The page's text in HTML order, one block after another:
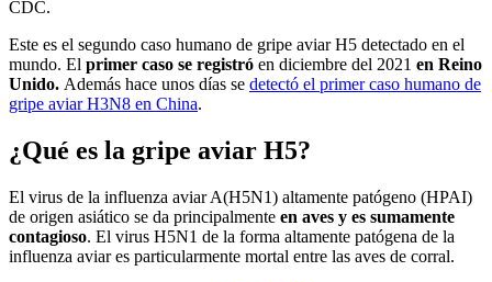
CDC.
Este es el segundo caso humano de gripe aviar H5 detectado en el
mundo. El primer caso se registró en diciembre del 2021 en Reino
Unido. Además hace unos días se detectó el primer caso humano de
gripe aviar H3N8 en China.
¿Qué es la gripe aviar H5?
El virus de la influenza aviar A(H5N1) altamente patógeno (HPAI)
de origen asiático se da principalmente en aves y es sumamente
contagioso. El virus H5N1 de la forma altamente patógena de la
influenza aviar es particularmente mortal entre las aves de corral.